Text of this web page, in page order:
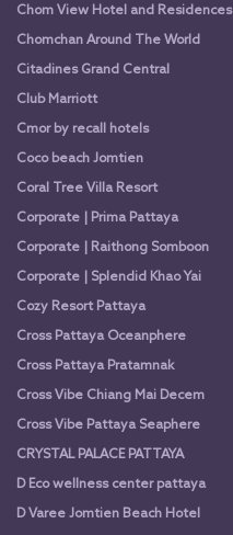
Chom View Hotel and Residences
Chomchan Around The World
Citadines Grand Central
Club Marriott
Cmor by recall hotels
Coco beach Jomtien
Coral Tree Villa Resort
Corporate | Prima Pattaya
Corporate | Raithong Somboon
Corporate | Splendid Khao Yai
Cozy Resort Pattaya
Cross Pattaya Oceanphere
Cross Pattaya Pratamnak
Cross Vibe Chiang Mai Decem
Cross Vibe Pattaya Seaphere
CRYSTAL PALACE PATTAYA
D Eco wellness center pattaya
D Varee Jomtien Beach Hotel